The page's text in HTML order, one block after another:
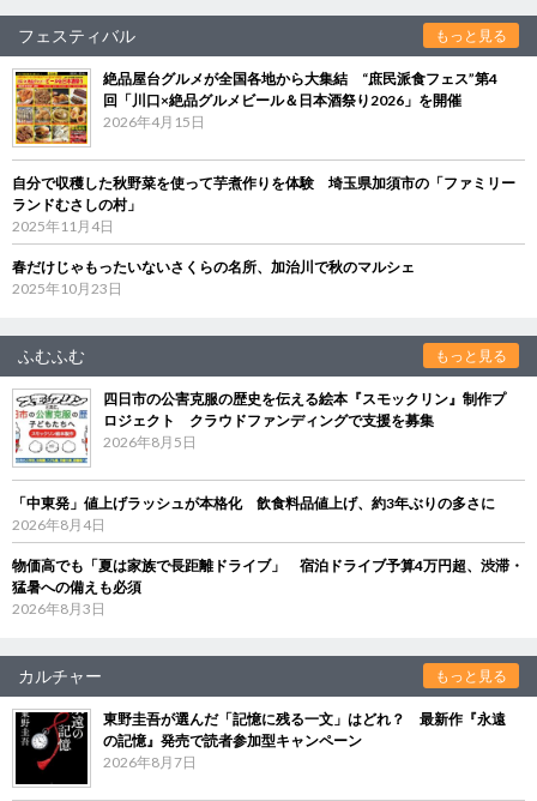
フェスティバル もっと見る
絶品屋台グルメが全国各地から大集結 “庶民派食フェス”第4
回「川口×絶品グルメビール＆日本酒祭り2026」を開催
2026年4月15日
自分で収穫した秋野菜を使って芋煮作りを体験 埼玉県加須市の「ファミリー
ランドむさしの村」
2025年11月4日
春だけじゃもったいないさくらの名所、加治川で秋のマルシェ
2025年10月23日
ふむふむ もっと見る
四日市の公害克服の歴史を伝える絵本『スモックリン』制作プ
ロジェクト クラウドファンディングで支援を募集
2026年8月5日
「中東発」値上げラッシュが本格化 飲食料品値上げ、約3年ぶりの多さに
2026年8月4日
物価高でも「夏は家族で長距離ドライブ」 宿泊ドライブ予算4万円超、渋滞・
猛暑への備えも必須
2026年8月3日
カルチャー もっと見る
東野圭吾が選んだ「記憶に残る一文」はどれ？ 最新作『永遠
の記憶』発売で読者参加型キャンペーン
2026年8月7日